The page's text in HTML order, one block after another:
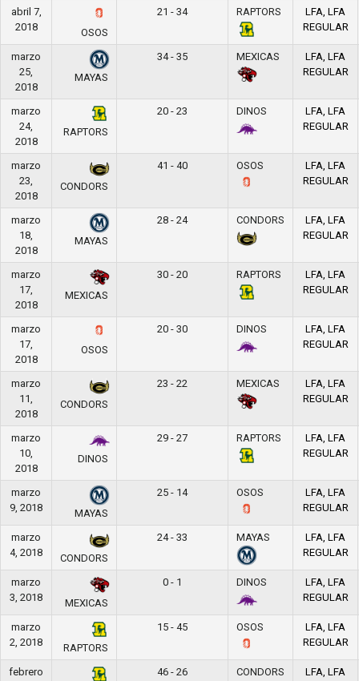
abril 7,
2018
OSOS
21 - 34 RAPTORS
LFA, LFA
REGULAR
marzo
25,
2018
MAYAS
34 - 35 MEXICAS
LFA, LFA
REGULAR
marzo
24,
2018
RAPTORS
20 - 23 DINOS
LFA, LFA
REGULAR
marzo
23,
2018
CONDORS
41 - 40 OSOS
LFA, LFA
REGULAR
marzo
18,
2018
MAYAS
28 - 24 CONDORS
LFA, LFA
REGULAR
marzo
17,
2018
MEXICAS
30 - 20 RAPTORS
LFA, LFA
REGULAR
marzo
17,
2018
OSOS
20 - 30 DINOS
LFA, LFA
REGULAR
marzo
11,
2018
CONDORS
23 - 22 MEXICAS
LFA, LFA
REGULAR
marzo
10,
2018
DINOS
29 - 27 RAPTORS
LFA, LFA
REGULAR
marzo
9, 2018
MAYAS
25 - 14 OSOS
LFA, LFA
REGULAR
marzo
4, 2018
CONDORS
24 - 33 MAYAS
LFA, LFA
REGULAR
marzo
3, 2018
MEXICAS
0 - 1 DINOS
LFA, LFA
REGULAR
marzo
2, 2018
RAPTORS
15 - 45 OSOS
LFA, LFA
REGULAR
febrero
46 - 26 CONDORS
LFA, LFA